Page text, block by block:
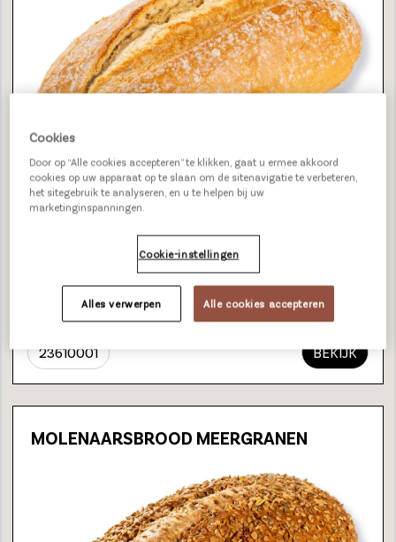
7 Unicoins
23610001 BEKIJK
MOLENAARSBROOD MEERGRANEN
Cookies
Door op “Alle cookies accepteren” te klikken, gaat u ermee akkoord
cookies op uw apparaat op te slaan om de sitenavigatie te verbeteren,
het sitegebruik te analyseren, en u te helpen bij uw
marketinginspanningen.
Cookie-instellingen
Alles verwerpen Alle cookies accepteren